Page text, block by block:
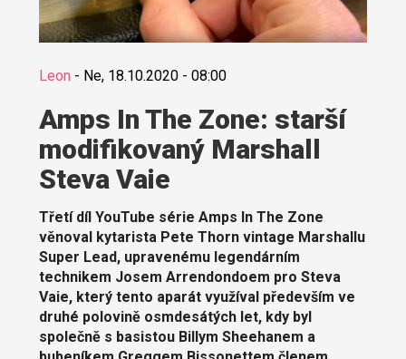
Leon - Ne, 18.10.2020 - 08:00
Amps In The Zone: starší
modifikovaný Marshall
Steva Vaie
Třetí díl YouTube série Amps In The Zone
věnoval kytarista Pete Thorn vintage Marshallu
Super Lead, upravenému legendárním
technikem Josem Arrendondoem pro Steva
Vaie, který tento aparát využíval především ve
druhé polovině osmdesátých let, kdy byl
společně s basistou Billym Sheehanem a